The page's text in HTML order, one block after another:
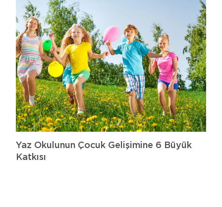
Yaz Okulunun Çocuk Gelişimine 6 Büyük
Katkısı